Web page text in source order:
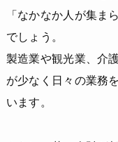
「なかなか人が集ま
でしょう。
製造業や観光業、介
が少なく日々の業務
います。